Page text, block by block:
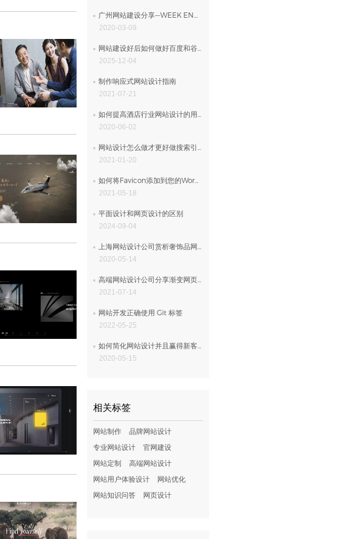
广州网站建设分享—WEEK END品牌网站设计
2020-03-09
网站建设好后如何做好百度和谷歌推广
2025-12-04
制作响应式网站设计指南
2021-07-21
如何提高酒店行业网站设计的用户体验
2020-06-02
网站设计怎么做才更好做搜索引擎优化
2021-01-20
如何将Favicon添加到您的WordPress网站设计
2021-05-18
平面设计和网页设计的区别
2024-09-04
上海网站设计公司赏析奢饰品网页设计
2020-05-14
高端网站设计公司分享渐变网页设计
2021-07-14
网站开发正确使用 Git 标签
2022-05-25
如何简化网站设计并且赢得新客户的四大技巧
2020-05-15
相关标签
网站制作
品牌网站设计
专业网站设计
官网建设
网站定制
高端网站设计
网站用户体验设计
网站优化
网站知识问答
网页设计